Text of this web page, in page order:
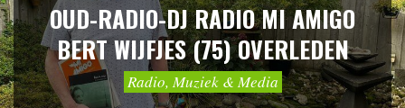
OUD-RADIO-DJ RADIO MI AMIGO
BERT WIJFJES (75) OVERLEDEN
Radio, Muziek & Media